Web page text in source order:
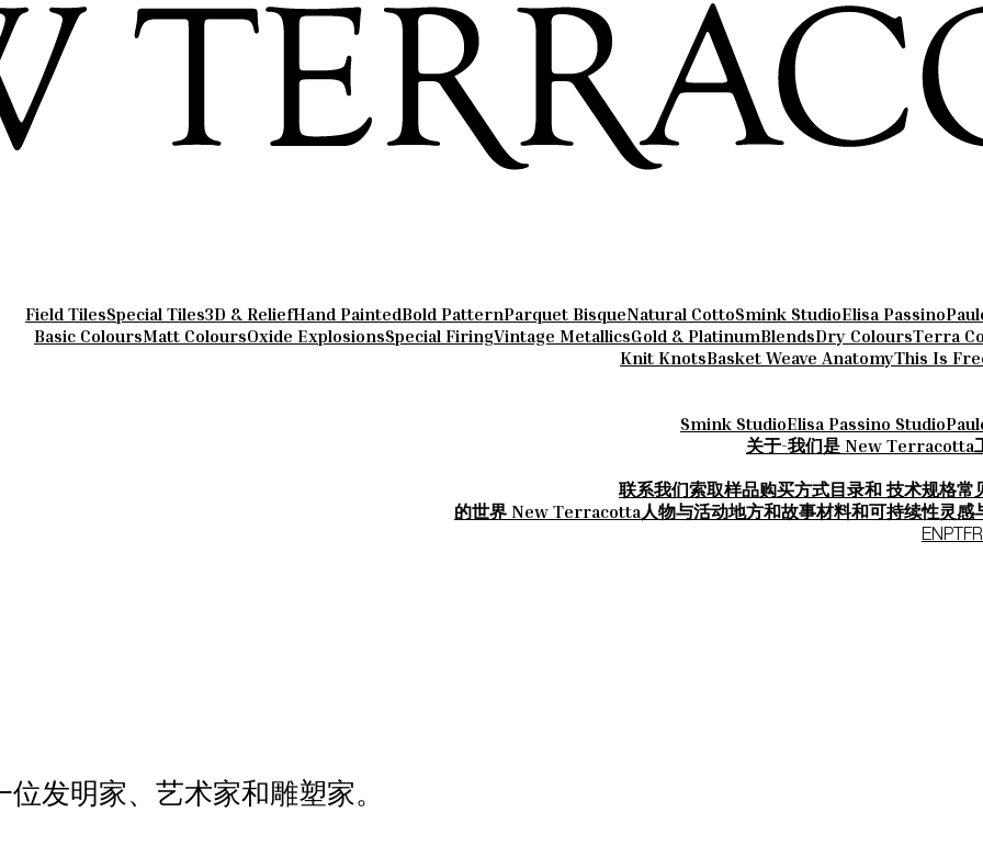
Field TilesSpecial Tiles3D & ReliefHand PaintedBold PatternParquet BisqueNatural CottoSmink StudioElisa Passino
Basic ColoursMatt ColoursOxide ExplosionsSpecial FiringVintage MetallicsGold & PlatinumBlendsDry ColoursTerra
Knit KnotsBasket Weave AnatomyThis Is
Smink StudioElisa Passino Studio
关于-我们是 New Terracotta
联系我们索取样品购买方式目录和 技术规格常
的世界 New Terracotta人物与活动地方和故事材料和可持续性灵感
EN PT FR
发明家、艺术家和雕塑家。